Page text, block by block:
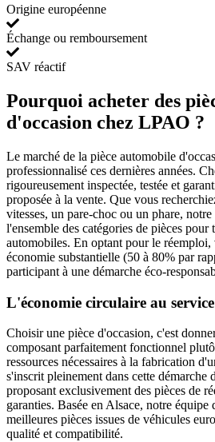
Origine européenne
Échange ou remboursement
SAV réactif
Pourquoi acheter des
d'occasion chez LPAO ?
Le marché de la pièce automobile
professionnalisé ces dernières années.
rigoureusement inspectée, testée et
proposée à la vente. Que vous
vitesses, un pare-choc ou un phare,
l'ensemble des catégories de pièces pour
automobiles. En optant pour le réemploi,
économie substantielle (50 à 80% par
participant à une démarche éco-
L'économie circulaire au
Choisir une pièce d'occasion, c'est
composant parfaitement fonctionnel
ressources nécessaires à la fabrication
s'inscrit pleinement dans cette démarche
proposant exclusivement des pièces de
garanties. Basée en Alsace, notre équipe
meilleures pièces issues de véhicules
qualité et compatibilité.